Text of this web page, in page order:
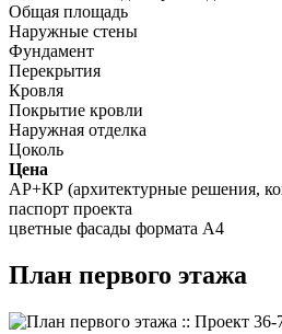
Общая площадь
Наружные стены
Фундамент
Перекрытия
Кровля
Покрытие кровли
Наружная отделка
Цоколь
Цена
АР+КР (архитектурные решения,
паспорт проекта
цветные фасады формата А4
План первого этажа